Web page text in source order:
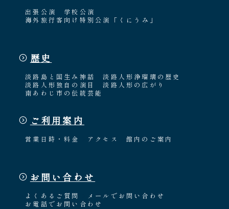
出張公演
学校公演
海外旅行客向け特別公演「くにうみ」
歴史
淡路島と国生み神話
淡路人形浄瑠璃の歴史
淡路人形独自の演目
淡路人形の広がり
南あわじ市の伝統芸能
ご利用案内
営業日時・料金 アクセス 館内のご案内
お問い合わせ
よくあるご質問
メールでお問い合わせ
お電話でお問い合わせ